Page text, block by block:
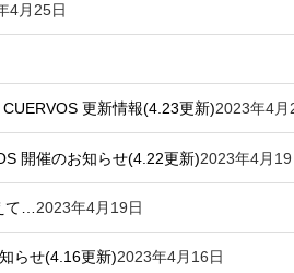
4月25日
更新情報(4.23更新)2023年4月
開催のお知らせ(4.22更新)2023年4月19
て… 2023年4月19日
らせ(4.16更新)2023年4月16日